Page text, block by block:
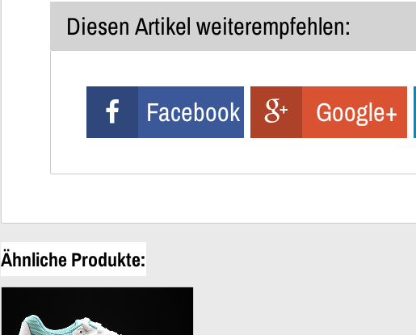
Diesen Artikel weiterempfehlen:
Facebook Google+
Ähnliche Produkte: